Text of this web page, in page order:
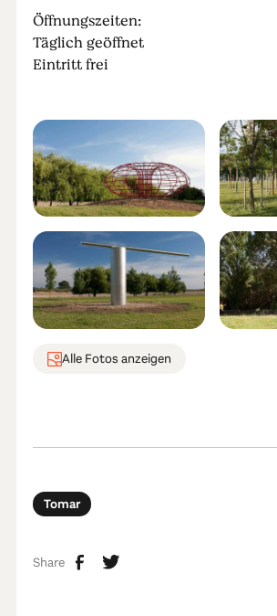
Öffnungszeiten:
Täglich geöffnet
Eintritt frei
Alle Fotos anzeigen
Tomar
Share